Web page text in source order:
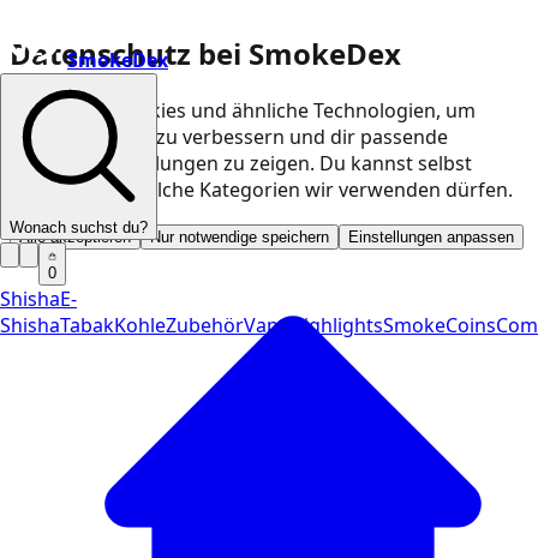
Datenschutz bei SmokeDex
Wir nutzen Cookies und ähnliche Technologien, um
unsere Website zu verbessern und dir passende
Produktempfehlungen zu zeigen. Du kannst selbst
entscheiden, welche Kategorien wir verwenden dürfen.
Alle akzeptieren Nur notwendige speichern Einstellungen anpassen
SmokeDex
Wonach suchst du?
0
ShishaE-
ShishaTabakKohleZubehörVapeHighlightsSmokeCoins